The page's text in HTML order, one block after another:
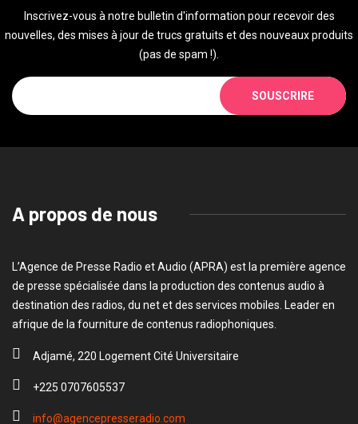
Inscrivez-vous à notre bulletin d'information pour recevoir des
nouvelles, des mises à jour de trucs gratuits et des nouveaux produits
(pas de spam !).
SOUSCRIRE
A propos de nous
L’Agence de Presse Radio et Audio (APRA) est la première agence
de presse spécialisée dans la production des contenus audio à
destination des radios, du net et des services mobiles. Leader en
afrique de la fourniture de contenus radiophoniques.
Adjamé, 220 Logement Cité Universitaire
+225 0707605537
info@agencepresseradio.com